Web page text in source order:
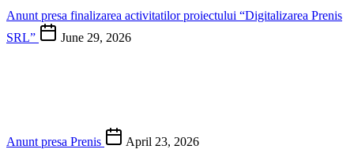
Anunt presa finalizarea activitatilor proiectului “Digitalizarea Prenis
SRL”
June 29, 2026
Anunt presa Prenis April 23, 2026